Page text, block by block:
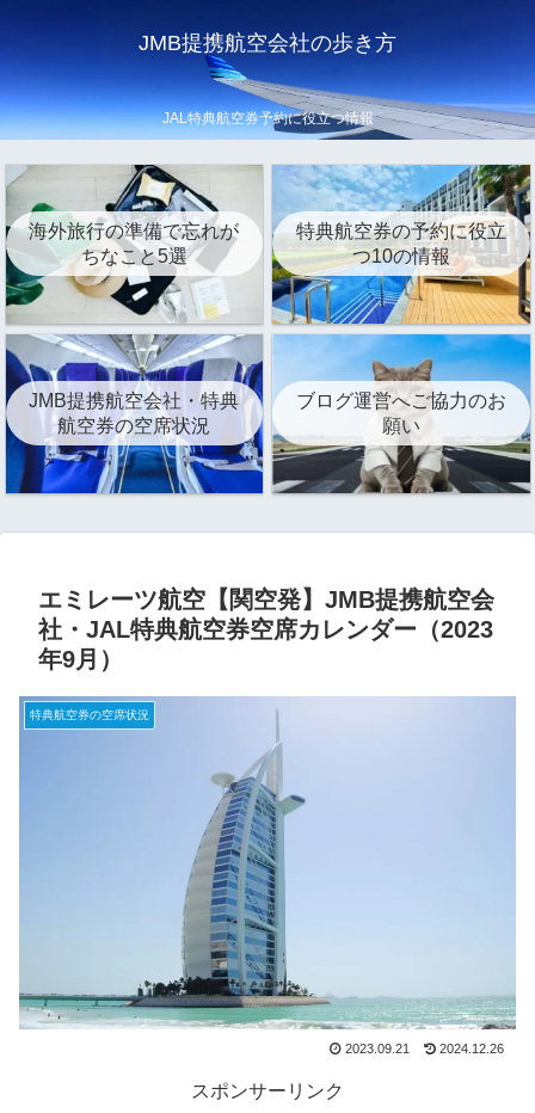
JMB提携航空会社の歩き方
JAL特典航空券予約に役立つ情報
海外旅行の準備で忘れが
ちなこと5選
特典航空券の予約に役立
つ10の情報
JMB提携航空会社・特典
航空券の空席状況
ブログ運営へご協力のお
願い
エミレーツ航空【関空発】JMB提携航空会
社・JAL特典航空券空席カレンダー（2023
年9月）
特典航空券の空席状況
2023.09.21 2024.12.26
スポンサーリンク